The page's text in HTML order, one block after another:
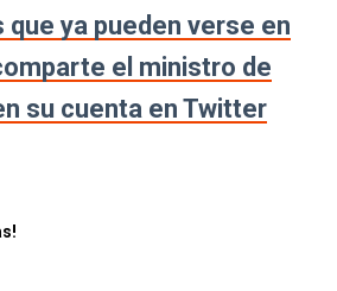
que ya pueden verse en
el ministro de
su cuenta en Twitter